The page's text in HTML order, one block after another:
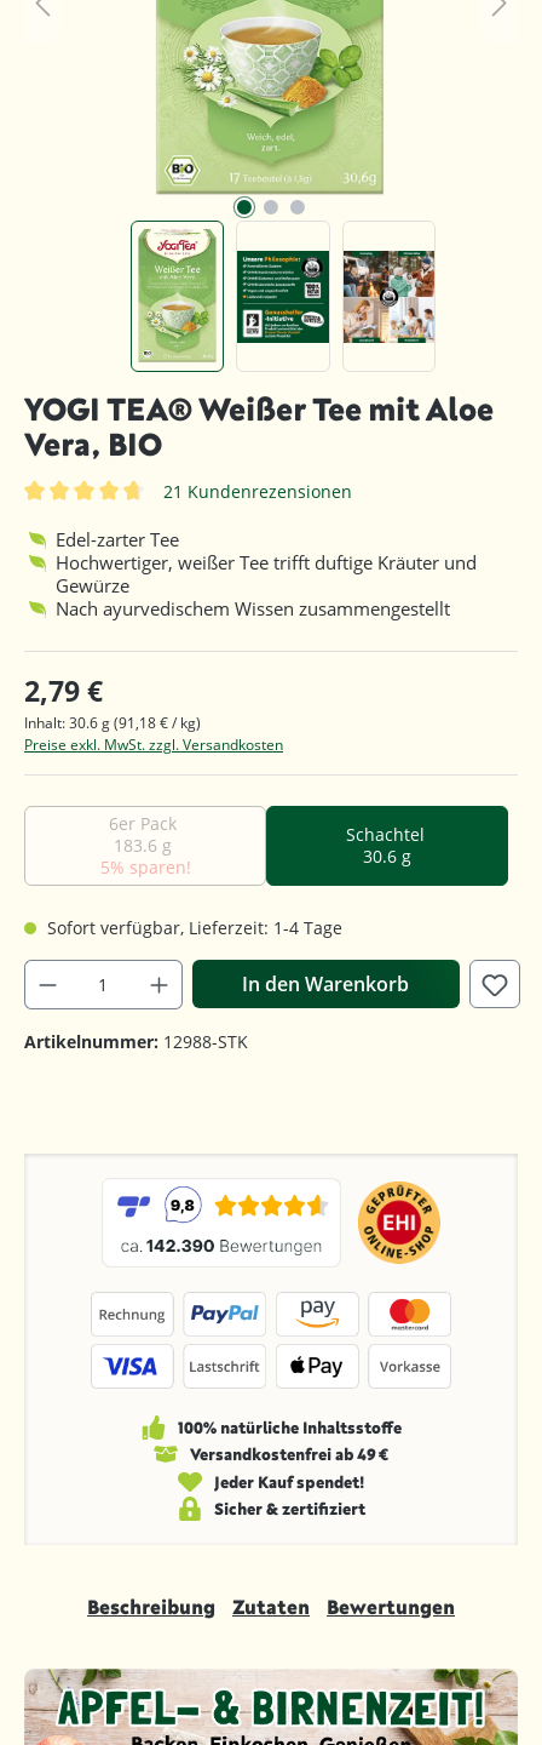
YOGI TEA® Weißer Tee mit Aloe
Vera, BIO
21 Kundenrezensionen
Edel-zarter Tee
Hochwertiger, weißer Tee trifft duftige Kräuter und
Gewürze
Nach ayurvedischem Wissen zusammengestellt
2,79 €
Inhalt:30.6 g(91,18 € / kg)
Preise exkl. MwSt. zzgl. Versandkosten
6er Pack
183.6 g
5% sparen!
Schachtel
30.6 g
Sofort verfügbar, Lieferzeit: 1-4 Tage
In den Warenkorb
Artikelnummer: 12988-STK
100% natürliche Inhaltsstoffe
Versandkosten­frei ab 49 €
Jeder Kauf spendet!
Sicher & zertifiziert
Beschreibung Zutaten Bewertungen